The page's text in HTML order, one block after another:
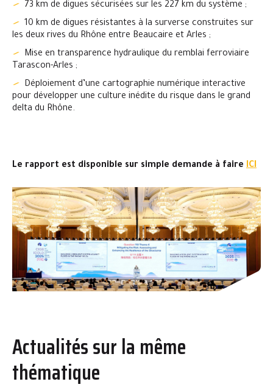
73 km de digues sécurisées sur les 227 km du système ;
10 km de digues résistantes à la surverse construites sur
les deux rives du Rhône entre Beaucaire et Arles ;
Mise en transparence hydraulique du remblai ferroviaire
Tarascon-Arles ;
Déploiement d’une cartographie numérique interactive
pour développer une culture inédite du risque dans le grand
delta du Rhône.
Le rapport est disponible sur simple demande à faire ICI
Actualités sur la même
thématique